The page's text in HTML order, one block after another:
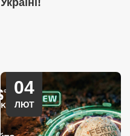
Україні!
04
ЛЮТ